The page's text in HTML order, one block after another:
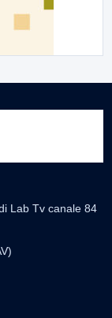
Lab Tv canale 84